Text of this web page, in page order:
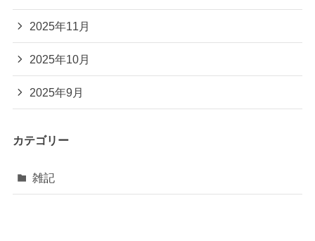
2025年11月
2025年10月
2025年9月
カテゴリー
雑記